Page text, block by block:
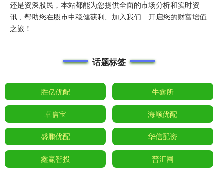
还是资深股民，本站都能为您提供全面的市场分析和实时资
讯，帮助您在股市中稳健获利。加入我们，开启您的财富增值
之旅！
话题标签
胜亿优配 牛鑫所
卓信宝 海顺优配
盛鹏优配 华信配资
鑫赢智投 普汇网